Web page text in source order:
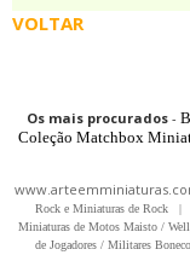
VOLTAR
Os mais procurados-
Coleção Matchbox
Rock e Miniaturas de Rock
|
Miniaturas de Motos Maisto /
de Jogadores / Militares